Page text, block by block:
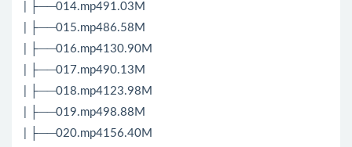
| ├──014.mp491.03M
| ├──015.mp486.58M
| ├──016.mp4130.90M
| ├──017.mp490.13M
| ├──018.mp4123.98M
| ├──019.mp498.88M
| ├──020.mp4156.40M